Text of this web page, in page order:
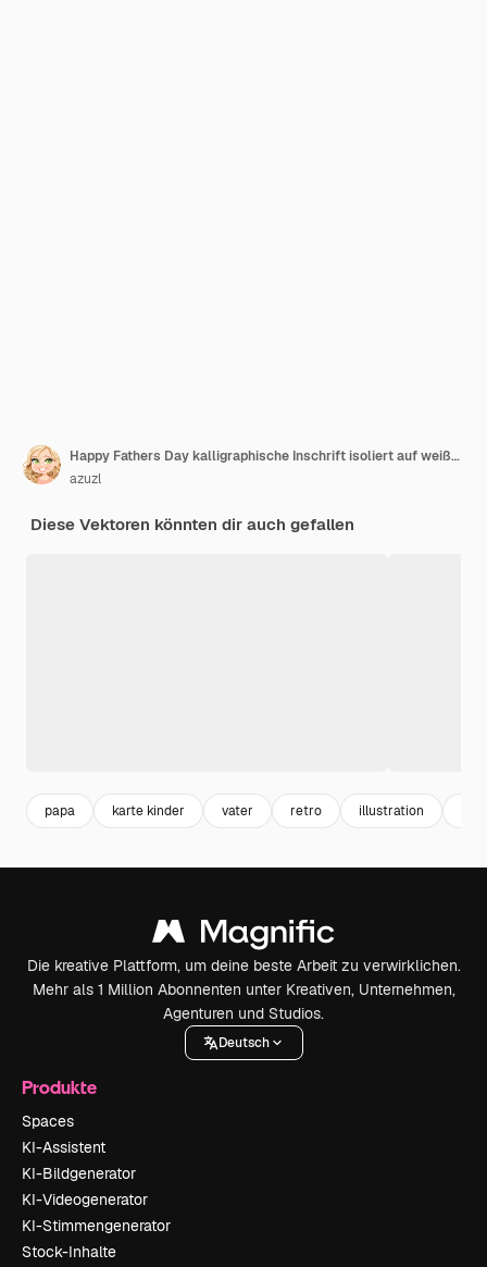
Happy Fathers Day kalligraphische Inschrift isoliert auf weißem Hintergrund
azuzl
Diese Vektoren könnten dir auch gefallen
papa karte kinder vater retro illustration
Die kreative Plattform, um deine beste Arbeit zu verwirklichen.
Mehr als 1 Million Abonnenten unter Kreativen, Unternehmen,
Agenturen und Studios.
Deutsch
Produkte
Spaces
KI-Assistent
KI-Bildgenerator
KI-Videogenerator
KI-Stimmengenerator
Stock-Inhalte